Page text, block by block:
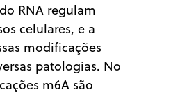
RNA regulam
celulares, e a
modificações
patologias. No
m6A são